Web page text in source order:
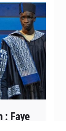
: Faye